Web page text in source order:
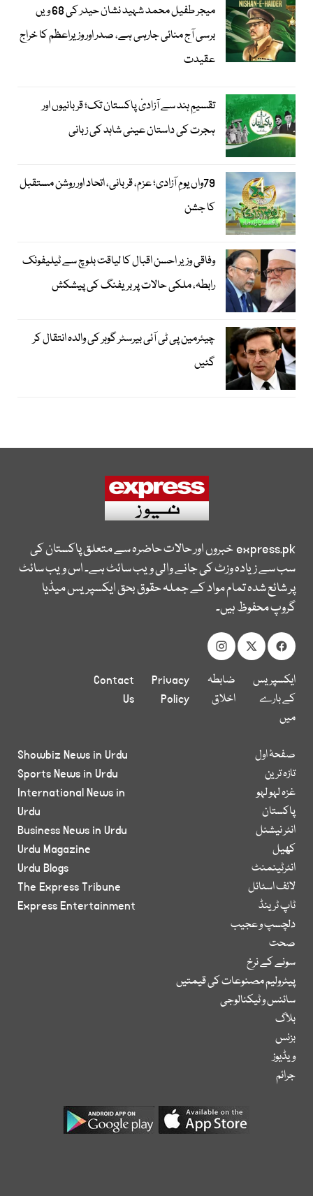
میجر طفیل محمد شہید نشان حیدر کی 68 ویں
برسی آج منائی جارہی ہے، صدر اور وزیراعظم کا خراج
عقیدت
تقسیمِ ہند سے آزادیٔ پاکستان تک؛ قربانیوں اور
ہجرت کی داستان عینی شاہد کی زبانی
79واں یومِ آزادی؛ عزم، قربانی، اتحاد اور روشن مستقبل
کا جشن
وفاقی وزیر احسن اقبال کا لیاقت بلوچ سے ٹیلیفونک
رابطہ، ملکی حالات پر بریفنگ کی پیشکش
چیئرمین پی ٹی آئی بیرسٹر گوہر کی والدہ انتقال کر
گئیں
express.pkخبروں اور حالات حاضرہ سے متعلق پاکستان کی
سب سے زیادہ وزٹ کی جانے والی ویب سائٹ ہے۔ اس ویب سائٹ
پر شائع شدہ تمام مواد کے جملہ حقوق بحق ایکسپریس میڈیا
گروپ محفوظ ہیں۔
ایکسپریس
کے بارے
میں
ضابطہ
اخلاق
Privacy
Policy
Contact
Us
صفحۂ اول
تازہ ترین
غزہ لہو لہو
پاکستان
انٹر نیشنل
کھیل
انٹرٹینمنٹ
لائف اسٹائل
ٹاپ ٹرینڈ
دلچسپ و عجیب
صحت
سونے کے نرخ
پیٹرولیم مصنوعات کی قیمتیں
سائنس و ٹیکنالوجی
بلاگ
بزنس
ویڈیوز
جرائم
Showbiz News in Urdu
Sports News in Urdu
International News in
Urdu
Business News in Urdu
Urdu Magazine
Urdu Blogs
The Express Tribune
Express Entertainment